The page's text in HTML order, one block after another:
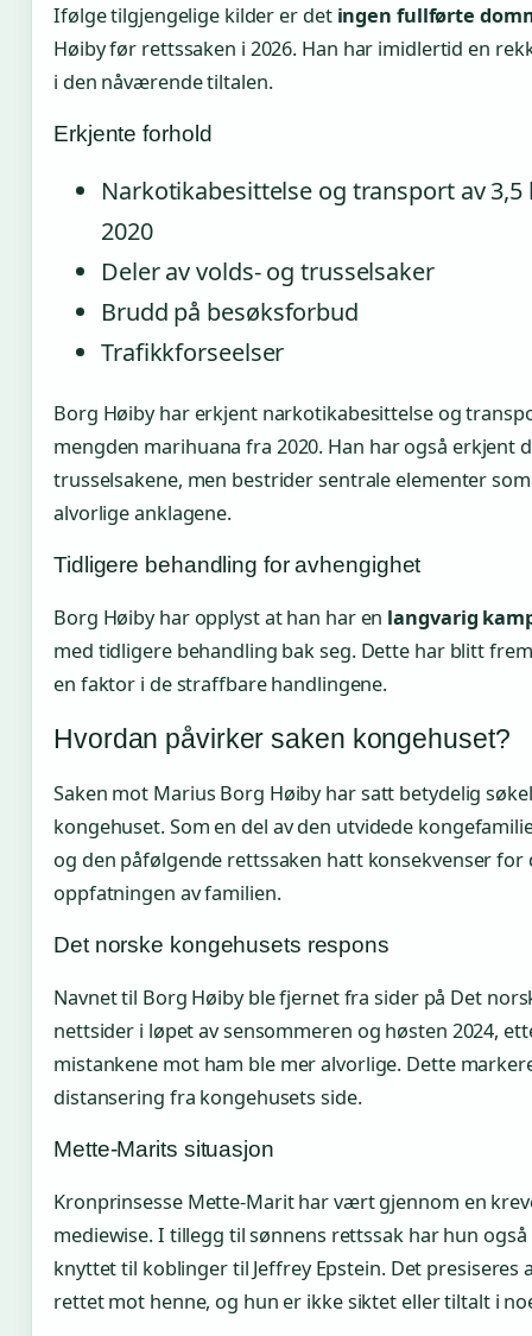
Ifølge tilgjengelige kilder er det ingen fullførte
Høiby før rettssaken i 2026. Han har imidlertid en
i den nåværende tiltalen.
Erkjente forhold
Narkotikabesittelse og transport av
2020
Deler av volds- og trusselsaker
Brudd på besøksforbud
Trafikkforseelser
Borg Høiby har erkjent narkotikabesittelse og
mengden marihuana fra 2020. Han har også erkjent
trusselsakene, men bestrider sentrale elementer
alvorlige anklagene.
Tidligere behandling for avhengighet
Borg Høiby har opplyst at han har en langvarig
med tidligere behandling bak seg. Dette har blitt
en faktor i de straffbare handlingene.
Hvordan påvirker saken kongehuset?
Saken mot Marius Borg Høiby har satt betydelig
kongehuset. Som en del av den utvidede
og den påfølgende rettssaken hatt konsekvenser
oppfatningen av familien.
Det norske kongehusets respons
Navnet til Borg Høiby ble fjernet fra sider på Det
nettsider i løpet av sensommeren og høsten 2024,
mistankene mot ham ble mer alvorlige. Dette
distansering fra kongehusets side.
Mette-Marits situasjon
Kronprinsesse Mette-Marit har vært gjennom en
mediewise. I tillegg til sønnens rettssak har hun
knyttet til koblinger til Jeffrey Epstein. Det presiseres
rettet mot henne, og hun er ikke siktet eller tiltalt i